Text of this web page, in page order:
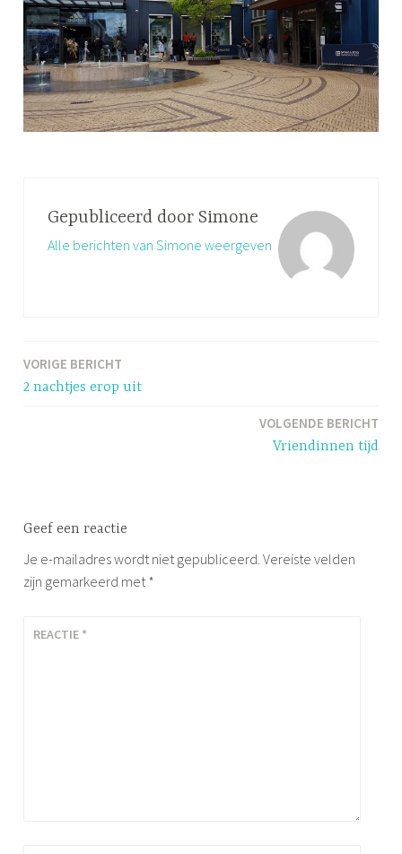
Gepubliceerd door Simone
Alle berichten van Simone weergeven
Bericht
navigatie
VORIGE BERICHT
2 nachtjes erop uit
VOLGENDE BERICHT
Vriendinnen tijd
Geef een reactie
Je e-mailadres wordt niet gepubliceerd. Vereiste velden
zijn gemarkeerd met*
REACTIE *